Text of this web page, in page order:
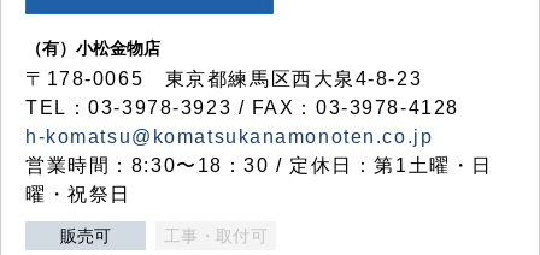
（有）小松金物店
〒178-0065 東京都練馬区西大泉4-8-23
TEL：03-3978-3923 / FAX：03-3978-4128
h-komatsu@komatsukanamonoten.co.jp
営業時間：8:30〜18：30 / 定休日：第1土曜・日
曜・祝祭日
販売可 工事・取付可